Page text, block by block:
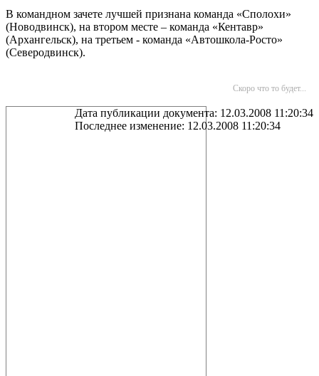
В командном зачете лучшей признана команда «Сполохи»
(Новодвинск), на втором месте – команда «Кентавр»
(Архангельск), на третьем - команда «Автошкола-Росто»
(Северодвинск).
Скоро что то будет...
Дата публикации документа: 12.03.2008 11:20:34
Последнее изменение: 12.03.2008 11:20:34